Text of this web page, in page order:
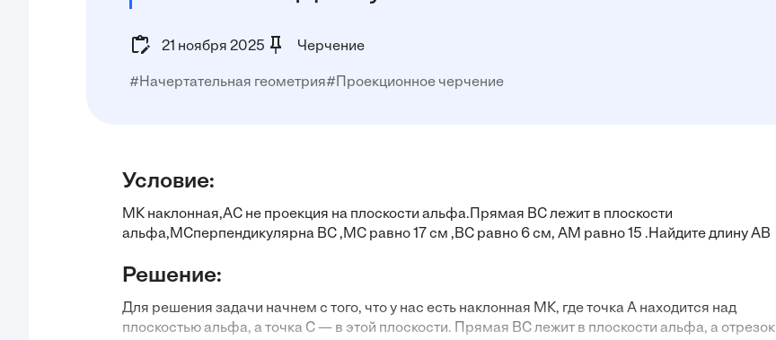
21 ноября 2025 Черчение
#Начертательная геометрия#Проекционное черчение
Условие:
МК наклонная,АС не проекция на плоскости альфа.Прямая ВС лежит в плоскости
альфа,МСперпендикулярна ВС ,МС равно 17 см ,ВС равно 6 см, АМ равно 15 .Найдите длину АВ
Решение:
Для решения задачи начнем с того, что у нас есть наклонная МК, где точка А находится над
плоскостью альфа, а точка С — в этой плоскости. Прямая ВС лежит в плоскости альфа, а отрезок